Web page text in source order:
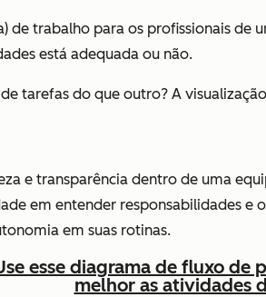
de trabalho para os profissionais
está adequada ou não.
tarefas do que outro? A
e transparência dentro de uma
em entender responsabilidades
em suas rotinas.
esse diagrama de fluxo de
melhor as atividades